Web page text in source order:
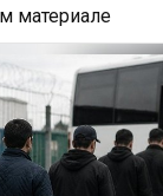
материале